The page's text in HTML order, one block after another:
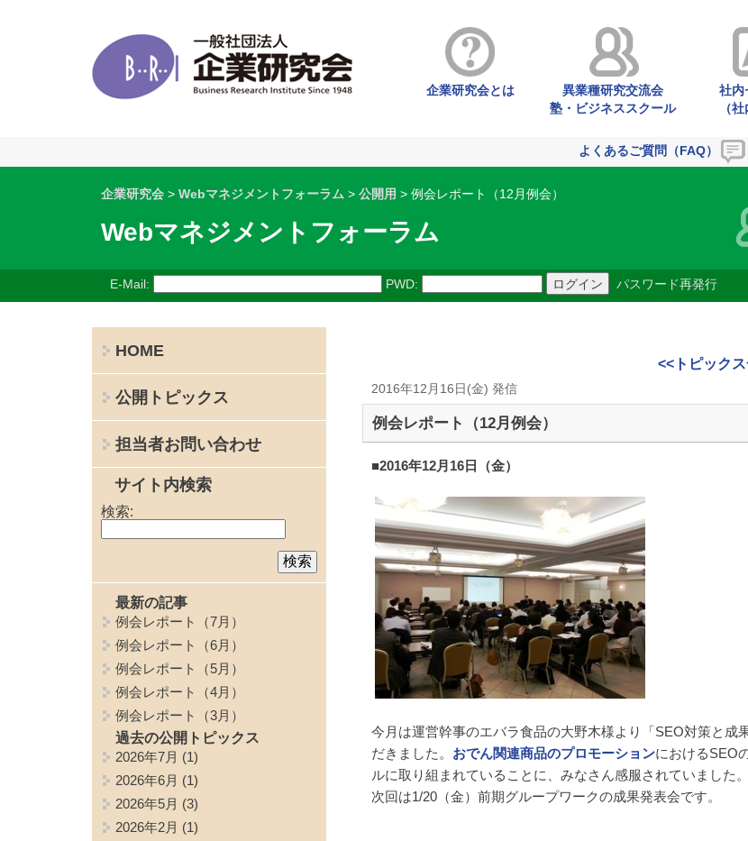
企業研究会とは
異業種研究交流会
塾・ビジネススクール
社内
（
よくあるご質問（FAQ）
企業研究会 > Webマネジメントフォーラム > 公開用 > 例会レポート（12月例会）
Webマネジメントフォーラム
E-Mail: PWD: パスワード再発行
<<トピック
2016年12月16日(金) 発信
例会レポート（12月例会）
■2016年12月16日（金）
今月は運営幹事のエバラ食品の大野木様より「SEO対策と成
だきました。 おでん関連商品のプロモーションにおけるSEO
ルに取り組まれていることに、みなさん感服されていました。
次回は1/20（金）前期グループワークの成果発表会です。
HOME
公開トピックス
担当者お問い合わせ
サイト内検索
検索:
最新の記事
例会レポート（7月）
例会レポート（6月）
例会レポート（5月）
例会レポート（4月）
例会レポート（3月）
過去の公開トピックス
2026年7月 (1)
2026年6月 (1)
2026年5月 (3)
2026年2月 (1)